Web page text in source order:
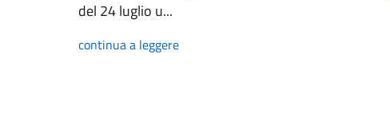
del 24 luglio u...
continua a leggere